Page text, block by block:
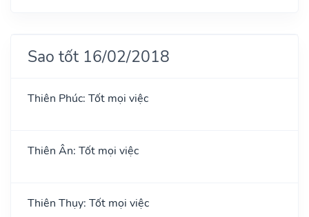
Sao tốt 16/02/2018
Thiên Phúc: Tốt mọi việc
Thiên Ân: Tốt mọi việc
Thiên Thụy: Tốt mọi việc